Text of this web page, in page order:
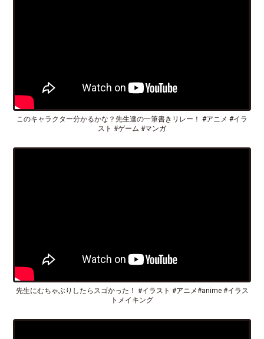
このキャラクター分かるかな？先生達の一筆書きリレー！ #アニメ #イラ
スト #ゲーム #マンガ
先生にむちゃぶりしたらスゴかった！ #イラスト #アニメ#anime #イラス
トメイキング